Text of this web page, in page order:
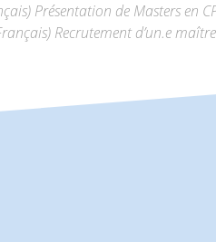
Présentation de Masters en
Recrutement d’un.e